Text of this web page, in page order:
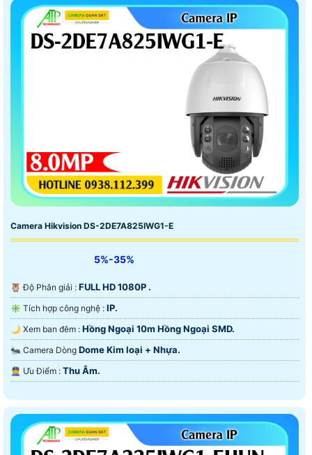
Camera Hikvision DS-2DE7A825IWG1-E
5%-35%
🦉 Độ Phân giải : FULL HD 1080P .
✳️ Tích hợp công nghệ : IP.
🌙 Xem ban đêm : Hồng Ngoại 10m Hồng Ngoại SMD.
🐜 Camera Dòng Dome Kim loại + Nhựa.
️👮 Ưu Điểm : Thu Âm.